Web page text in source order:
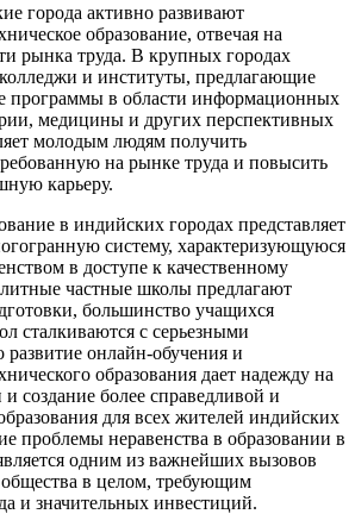
города активно развивают
образование, отвечая на
рынка труда. В крупных городах
и институты, предлагающие
программы в области информационных
медицины и других перспективных
молодым людям получить
на рынке труда и повысить
карьеру.
в индийских городах представляет
систему, характеризующуюся
в доступе к качественному
частные школы предлагают
большинство учащихся
сталкиваются с серьезными
онлайн-обучения и
образования дает надежду на
создание более справедливой и
для всех жителей индийских
проблемы неравенства в образовании в
одним из важнейших вызовов
общества в целом, требующим
и значительных инвестиций.